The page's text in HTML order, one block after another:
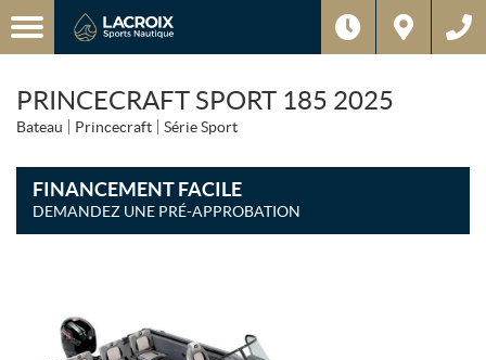
PRINCECRAFT SPORT 185 2025
Bateau Princecraft Série Sport
FINANCEMENT FACILE
DEMANDEZ UNE PRÉ-APPROBATION